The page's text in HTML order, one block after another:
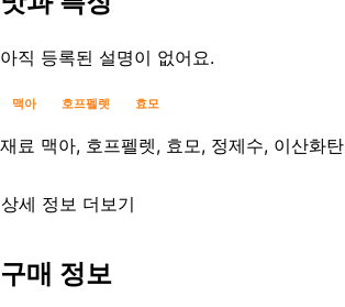
아직 등록된 설명이 없어요.
맥아 호프펠렛 효모
재료 맥아, 호프펠렛, 효모, 정제수, 이산화
상세 정보 더보기
등록일
구매 정보